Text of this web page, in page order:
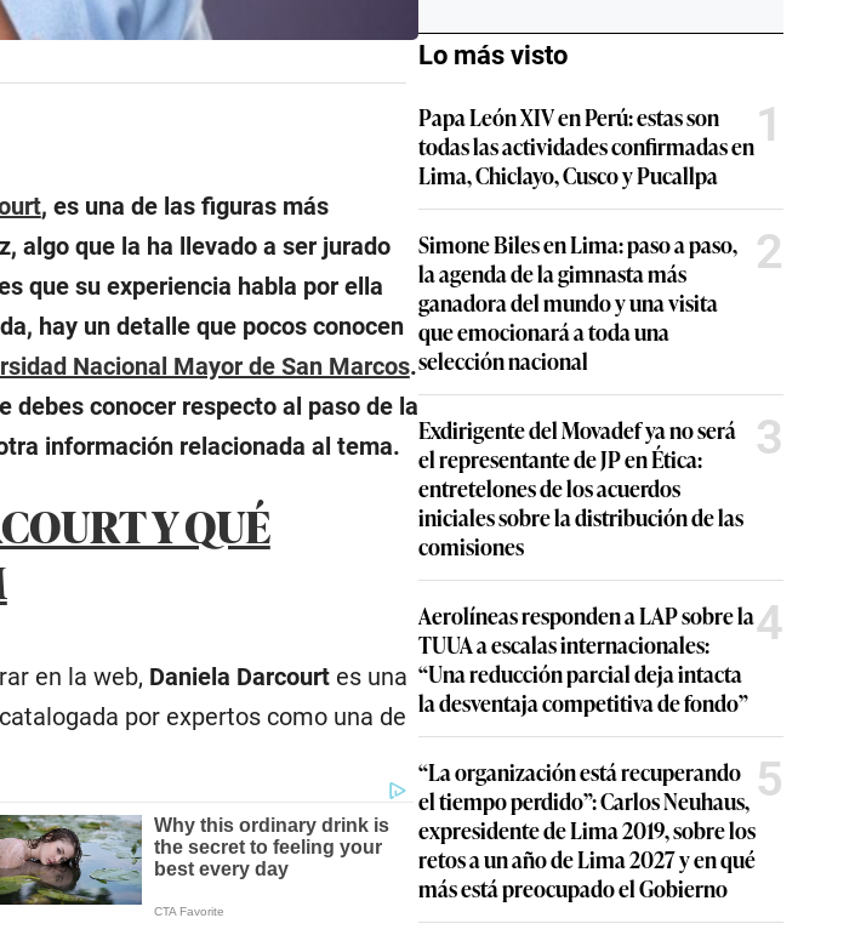
, es una de las figuras más
algo que la ha llevado a ser jurado
que su experiencia habla por ella
hay un detalle que pocos conocen
Nacional Mayor de San Marcos.
debes conocer respecto al paso de la
información relacionada al tema.
Y QUÉ
en la web, Daniela Darcourtes una
por expertos como una de
Lo más visto
Papa León XIV en Perú: estas son
todas las actividades confirmadas en
Lima, Chiclayo, Cusco y Pucallpa
1
Simone Biles en Lima: paso a paso,
la agenda de la gimnasta más
ganadora del mundo y una visita
que emocionará a toda una
selección nacional
2
Exdirigente del Movadef ya no será
el representante de JP en Ética:
entretelones de los acuerdos
iniciales sobre la distribución de las
comisiones
3
Aerolíneas responden a LAP sobre la
TUUA a escalas internacionales:
“Una reducción parcial deja intacta
la desventaja competitiva de fondo”
4
“La organización está recuperando
el tiempo perdido”: Carlos Neuhaus,
expresidente de Lima 2019, sobre los
retos a un año de Lima 2027 y en qué
más está preocupado el Gobierno
5